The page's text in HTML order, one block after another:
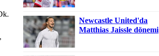
Newcastle United'da
Matthias Jaissle dönemi